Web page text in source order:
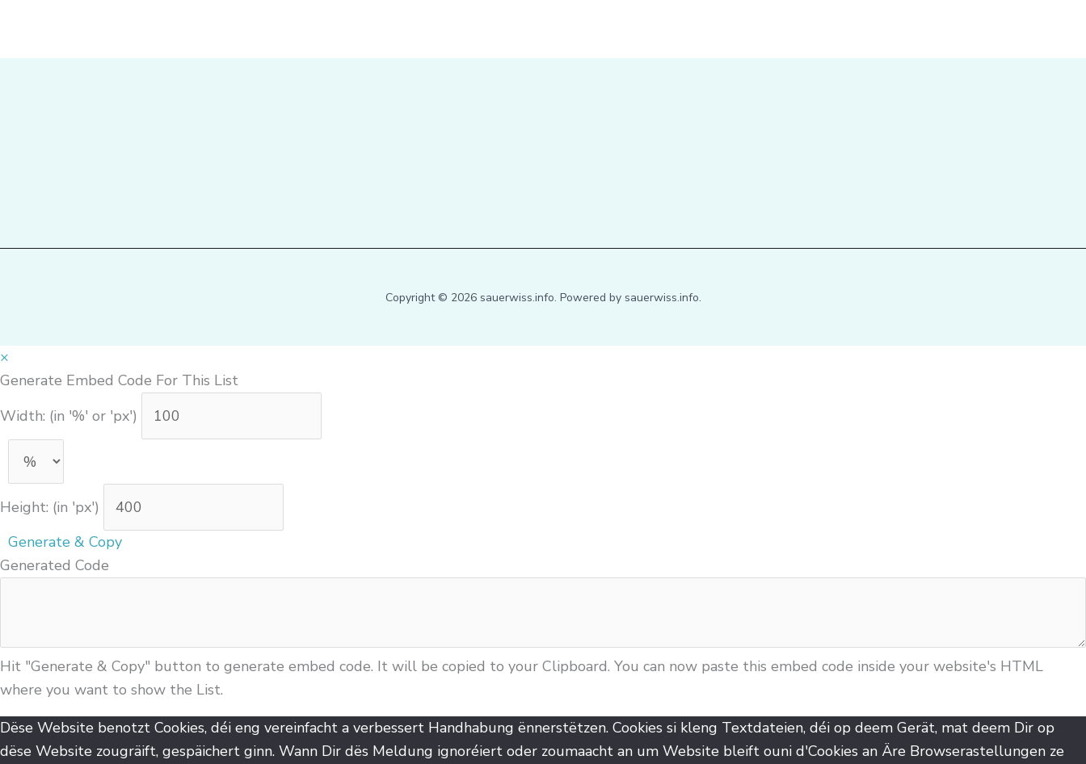
Copyright © 2026 sauerwiss.info. Powered by sauerwiss.info.
×
Generate Embed Code For This List
Width: (in '%' or 'px')
Height: (in 'px')
Generate & Copy
Generated Code
Hit "Generate & Copy" button to generate embed code. It will be copied to your Clipboard. You can now paste this embed code inside your website's HTML
where you want to show the List.
Dëse Website benotzt Cookies, déi eng vereinfacht a verbessert Handhabung ënnerstëtzen. Cookies si kleng Textdateien, déi op deem Gerät, mat deem Dir op
dëse Website zougräift, gespäichert ginn. Wann Dir dës Meldung ignoréiert oder zoumaacht an um Website bleift ouni d'Cookies an Äre Browserastellungen ze